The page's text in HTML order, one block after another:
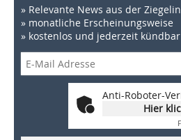
» Relevante News aus der
» monatliche Erscheinungsweise
» kostenlos und jederzeit kündbar
Anti-Roboter-
Hier